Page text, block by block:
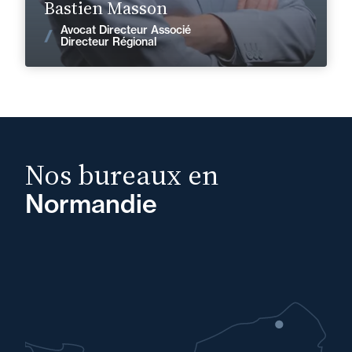
Bastien Masson
Avocat Directeur Associé
Directeur RégionalVoir les actualités
Nos bureaux en
Normandie